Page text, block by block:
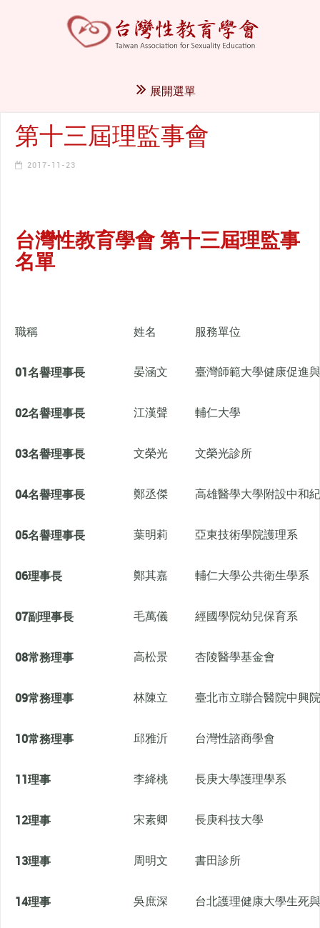
展開選單
第十三屆理監事會
2017-11-23
台灣性教育學會 第十三屆理監事
名單
職稱 姓名 服務單位
01名譽理事長 晏涵文 臺灣師範大學健康促進
02名譽理事長 江漢聲 輔仁大學
03名譽理事長 文榮光 文榮光診所
04名譽理事長 鄭丞傑 高雄醫學大學附設中和
05名譽理事長 葉明莉 亞東技術學院護理系
06理事長 鄭其嘉 輔仁大學公共衛生學系
07副理事長 毛萬儀 經國學院幼兒保育系
08常務理事 高松景 杏陵醫學基金會
09常務理事 林陳立 臺北市立聯合醫院中興
10常務理事 邱雅沂 台灣性諮商學會
11理事 李絳桃 長庚大學護理學系
12理事 宋素卿 長庚科技大學
13理事 周明文 書田診所
14理事 吳庶深 台北護理健康大學生死